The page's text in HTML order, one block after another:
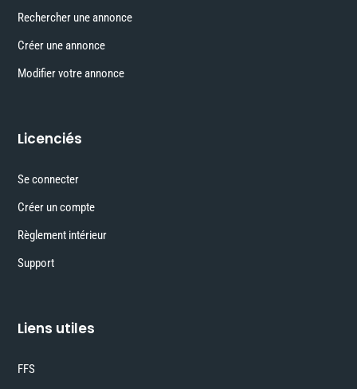
Rechercher une annonce
Créer une annonce
Modifier votre annonce
Licenciés
Se connecter
Créer un compte
Règlement intérieur
Support
Liens utiles
FFS